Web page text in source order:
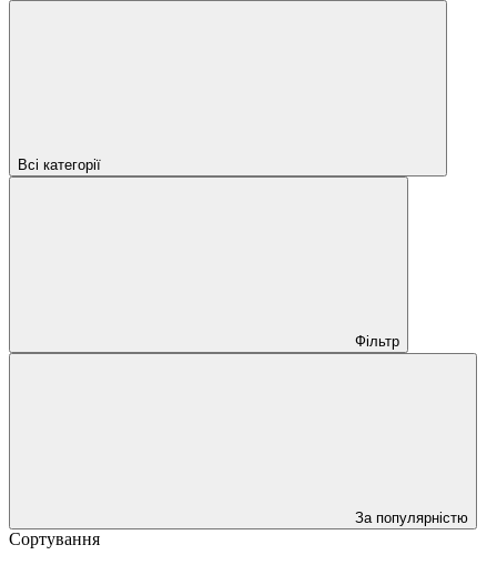
Всі категорії
Фільтр
За популярністю
Сортування